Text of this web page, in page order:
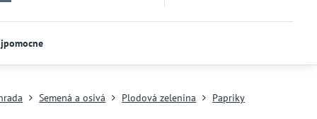
Semená a osivá Plodová zelenina Papriky